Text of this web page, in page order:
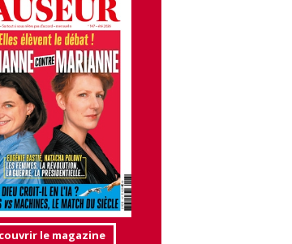
le magazine